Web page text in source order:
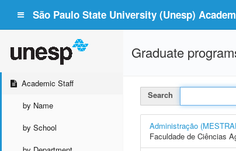
São Paulo State University (Unesp)
Academic Staff
by Name
by School
Graduate
Search
Administração
Faculdade de Ciências